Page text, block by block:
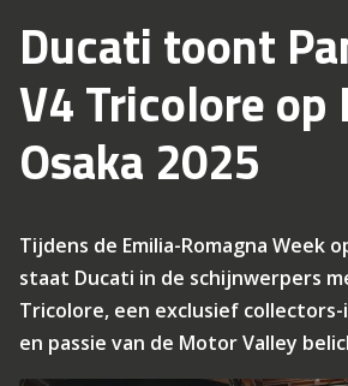
Ducati toont
V4 Tricolore op
Osaka 2025
Tijdens de Emilia-Romagna Week
staat Ducati in de schijnwerpers
Tricolore, een exclusief
en passie van de Motor Valley